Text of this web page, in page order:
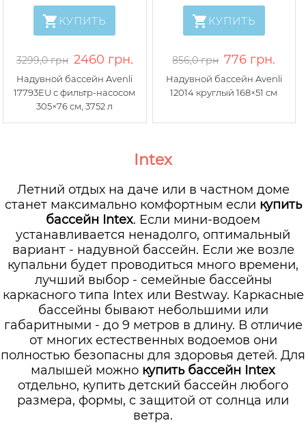
КУПИТЬ
3299,0 грн 2460 грн.
Надувной бассейн Avenli
17793EU с фильтр-насосом
305×76 см, 3752 л
КУПИТЬ
856,0 грн 776 грн.
Надувной бассейн Avenli
12014 круглый 168×51 см
Intex
Летний отдых на даче или в частном доме
станет максимально комфортным если купить
бассейн Intex. Если мини-водоем
устанавливается ненадолго, оптимальный
вариант - надувной бассейн. Если же возле
купальни будет проводиться много времени,
лучший выбор - семейные бассейны
каркасного типа Intex или Bestway. Каркасные
бассейны бывают небольшими или
габаритными - до 9 метров в длину. В отличие
от многих естественных водоемов они
полностью безопасны для здоровья детей. Для
малышей можно купить бассейн Intex
отдельно, купить детский бассейн любого
размера, формы, с защитой от солнца или
ветра.